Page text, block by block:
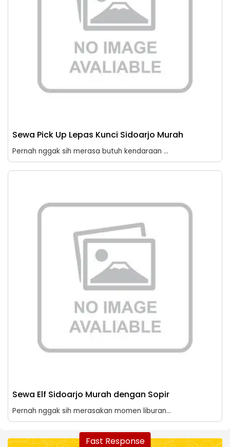
Sewa Pick Up Lepas Kunci Sidoarjo Murah
Pernah nggak sih merasa butuh kendaraan ...
Sewa Elf Sidoarjo Murah dengan Sopir
Pernah nggak sih merasakan momen liburan...
Fast Response